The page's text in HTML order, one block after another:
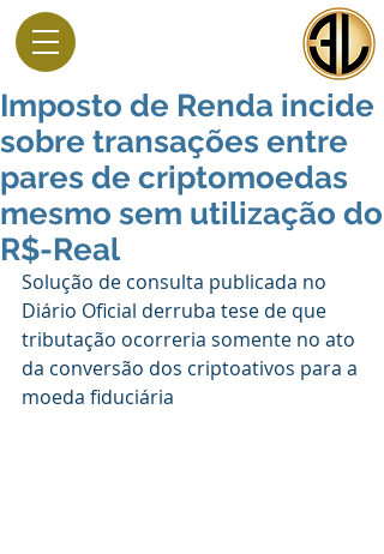
Imposto de Renda incide
sobre transações entre
pares de criptomoedas
mesmo sem utilização do
R$-Real
Solução de consulta publicada no
Diário Oficial derruba tese de que
tributação ocorreria somente no ato
da conversão dos criptoativos para a
moeda fiduciária